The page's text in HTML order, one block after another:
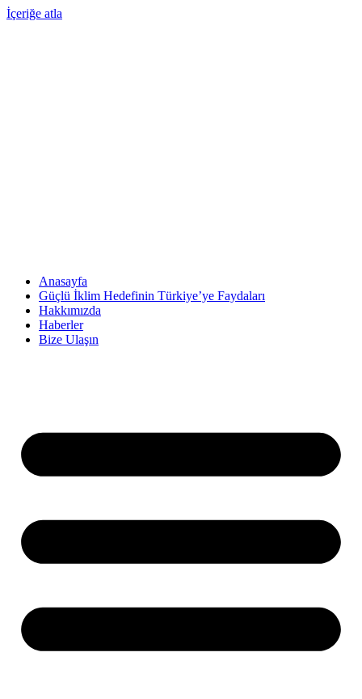
İçeriğe atla
Anasayfa
Güçlü İklim Hedefinin Türkiye’ye Faydaları
Hakkımızda
Haberler
Bize Ulaşın